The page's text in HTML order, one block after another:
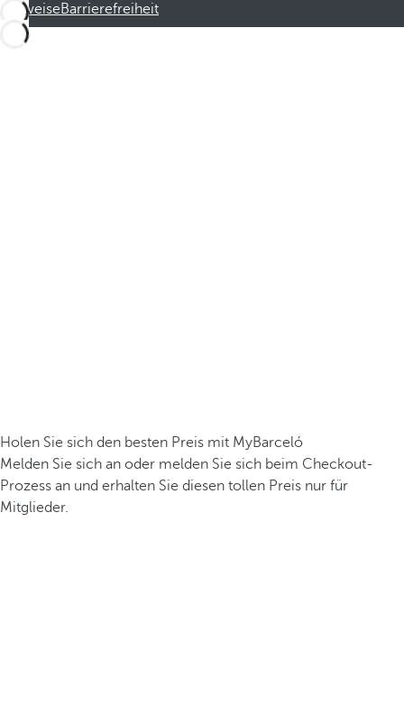
HinweiseBarrierefreiheit
Holen Sie sich den besten Preis mit MyBarceló
Melden Sie sich an oder melden Sie sich beim Checkout-
Prozess an und erhalten Sie diesen tollen Preis nur für
Mitglieder.